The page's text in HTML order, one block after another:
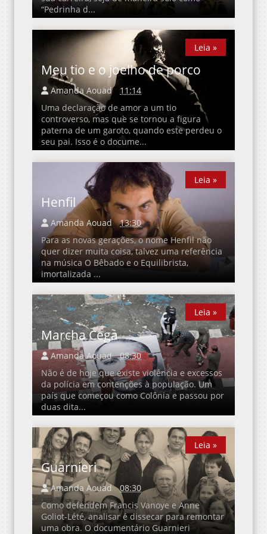
“Pedrinha d...
Meu tio e o joelho de porco
Amanda Aouad
11:14
Uma declaração de amor a um tio
controverso, mas que se tornou a figura
paterna de um garoto, quando este perdeu o
seu pai. Isso é o docume...
Leia »
Leia »
Henfil
Amanda Aouad
13:30
Para as novas gerações, o nome Henfil não
quer dizer muita coisa, talvez uma referência
na música O Bêbado e o Equilibrista,
imortalizada ...
Leia »
Leia »
Marcha Cega
Amanda Aouad
08:30
Não é de hoje que existe violência e excessos
da polícia em contenções à população. Um
país que começou como Colônia e passou por
duas dita...
Leia »
Leia »
Guarnieri
Amanda Aouad
08:30
Como defendem Francis Vanoye e Anne
Goliot-Lété, analisar é dissecar para remontar
uma obra. O documentário Guarnieri
Leia »
Leia »